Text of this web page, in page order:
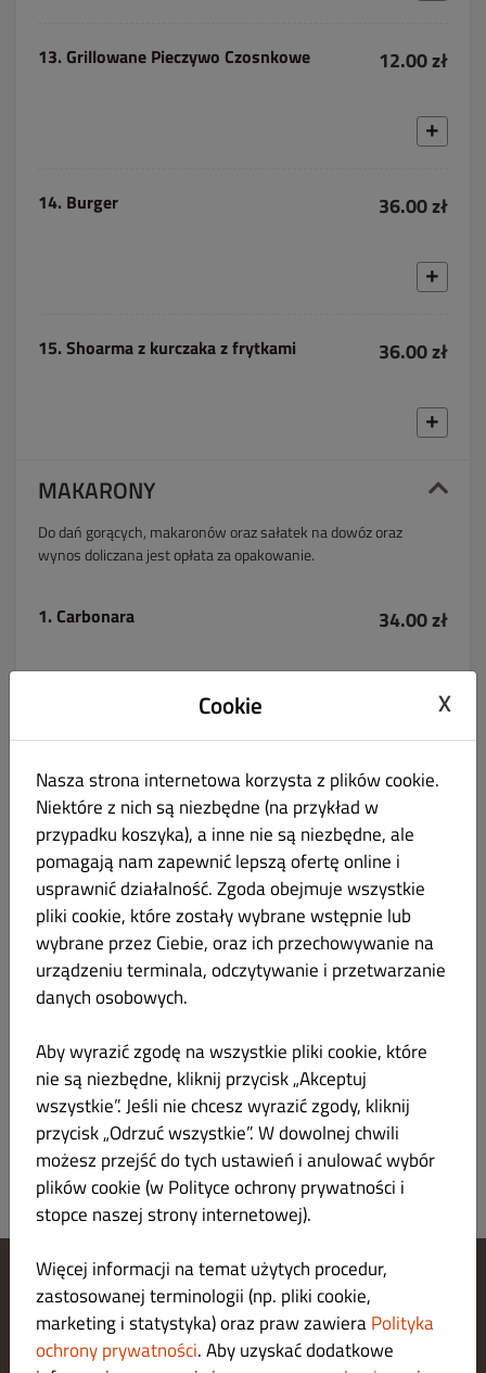
13. Grillowane Pieczywo Czosnkowe 12.00 zł
14. Burger 36.00 zł
15. Shoarma z kurczaka z frytkami 36.00 zł
MAKARONY
Do dań gorących, makaronów oraz sałatek na dowóz oraz
wynos doliczana jest opłata za opakowanie.
1. Carbonara 34.00 zł
34.00 zł
3. Penne z Kurczakiem i Szpinakiem 36.00 zł
SAŁATKI
NAPOJE ZIMNE
Zarządzaj ustawieniami cookies
Skontaktuj się z nami
Polityka ochrony prywatności
Cookie X
Nasza strona internetowa korzysta z plików cookie.
Niektóre z nich są niezbędne (na przykład w
przypadku koszyka), a inne nie są niezbędne, ale
pomagają nam zapewnić lepszą ofertę online i
usprawnić działalność. Zgoda obejmuje wszystkie
pliki cookie, które zostały wybrane wstępnie lub
wybrane przez Ciebie, oraz ich przechowywanie na
urządzeniu terminala, odczytywanie i przetwarzanie
danych osobowych.
Aby wyrazić zgodę na wszystkie pliki cookie, które
nie są niezbędne, kliknij przycisk „Akceptuj
wszystkie”. Jeśli nie chcesz wyrazić zgody, kliknij
przycisk „Odrzuć wszystkie”. W dowolnej chwili
możesz przejść do tych ustawień i anulować wybór
plików cookie (w Polityce ochrony prywatności i
stopce naszej strony internetowej).
Więcej informacji na temat użytych procedur,
zastosowanej terminologii (np. pliki cookie,
marketing i statystyka) oraz praw zawieraPolityka
ochrony prywatności. Aby uzyskać dodatkowe